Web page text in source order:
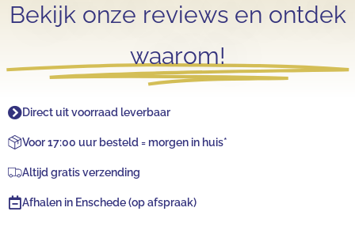
Bekijk onze reviews en ontdek
waarom!
Direct uit voorraad leverbaar
Voor 17:00 uur besteld = morgen in huis*
Altijd gratis verzending
Afhalen in Enschede (op afspraak)